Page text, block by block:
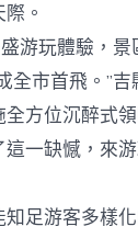
。
玩體驗，景
全市首飛。”
方位沉醉式
一缺憾，來
游客多樣化